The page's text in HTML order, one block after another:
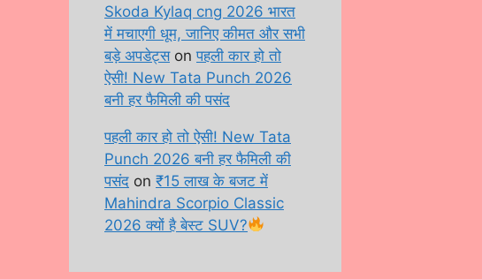
Skoda Kylaq cng 2026 भारत
में मचाएगी धूम, जानिए कीमत और सभी
बड़े अपडेट्सonपहली कार हो तो
ऐसी! New Tata Punch 2026
बनी हर फैमिली की पसंद
पहली कार हो तो ऐसी! New Tata
Punch 2026 बनी हर फैमिली की
पसंद on ₹15 लाख के बजट में
Mahindra Scorpio Classic
2026 क्यों है बेस्ट SUV?